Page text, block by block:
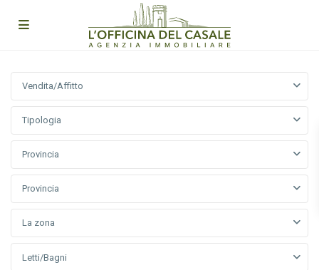
Vendita/Affitto
Tipologia
Provincia
Provincia
La zona
Letti/Bagni